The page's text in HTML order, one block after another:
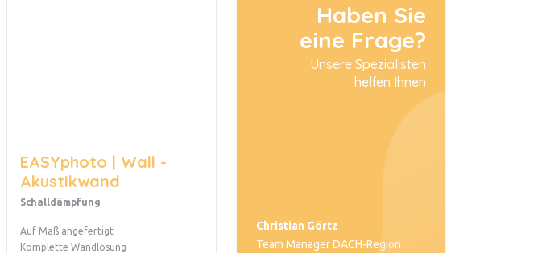
EASYphoto | Wall -
Akustikwand
Schalldämpfung
Auf Maß angefertigt
Komplette Wandlösung
Haben Sie
eine Frage?
Unsere Spezialisten
helfen Ihnen
Christian Görtz
Team Manager DACH-Region